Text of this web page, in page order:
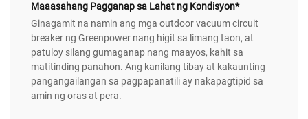
Maaasahang Pagganap sa Lahat ng Kondisyon*
Ginagamit na namin ang mga outdoor vacuum circuit
breaker ng Greenpower nang higit sa limang taon, at
patuloy silang gumaganap nang maayos, kahit sa
matitinding panahon. Ang kanilang tibay at kakaunting
pangangailangan sa pagpapanatili ay nakapagtipid sa
amin ng oras at pera.